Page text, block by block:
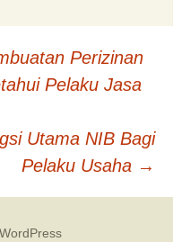
Perizinan
Pelaku Jasa
Utama NIB Bagi
Pelaku Usaha →